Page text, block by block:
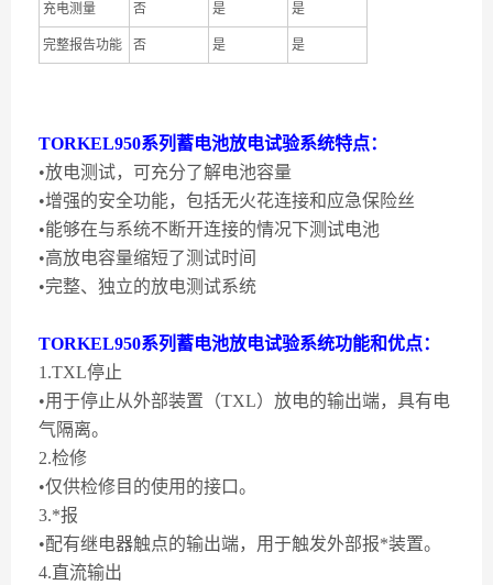
充电测量 否 是 是
完整报告功能 否 是 是
TORKEL950系列蓄电池放电试验系统特点：
•放电测试，可充分了解电池容量
•增强的安全功能，包括无火花连接和应急保险丝
•能够在与系统不断开连接的情况下测试电池
•高放电容量缩短了测试时间
•完整、独立的放电测试系统
TORKEL950系列蓄电池放电试验系统功能和优点：
1.TXL停止
•用于停止从外部装置（TXL）放电的输出端，具有电
气隔离。
2.检修
•仅供检修目的使用的接口。
3.*报
•配有继电器触点的输出端，用于触发外部报*装置。
4.直流输出